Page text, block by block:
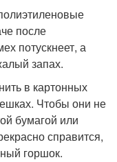
после
потускнеет, а
запах.
в картонных
Чтобы они не
бумагой или
справится,
горшок.